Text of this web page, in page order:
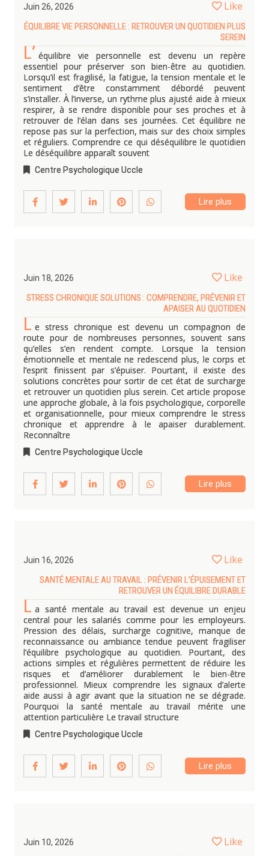
Juin 26, 2026 Like
ÉQUILIBRE VIE PERSONNELLE : RETROUVER UN QUOTIDIEN PLUS
SEREIN
L’ équilibre vie personnelle est devenu un repère
essentiel pour préserver son bien-être au quotidien.
Lorsqu’il est fragilisé, la fatigue, la tension mentale et le
sentiment d’être constamment débordé peuvent
s’installer. À l’inverse, un rythme plus ajusté aide à mieux
respirer, à se rendre disponible pour ses proches et à
retrouver de l’élan dans ses journées. Cet équilibre ne
repose pas sur la perfection, mais sur des choix simples
et réguliers. Comprendre ce qui déséquilibre le quotidien
Le déséquilibre apparaît souvent
Centre Psychologique Uccle
Lire plus
Juin 18, 2026 Like
STRESS CHRONIQUE SOLUTIONS : COMPRENDRE, PRÉVENIR ET
APAISER AU QUOTIDIEN
L e stress chronique est devenu un compagnon de
route pour de nombreuses personnes, souvent sans
qu’elles s’en rendent compte. Lorsque la tension
émotionnelle et mentale ne redescend plus, le corps et
l’esprit finissent par s’épuiser. Pourtant, il existe des
solutions concrètes pour sortir de cet état de surcharge
et retrouver un quotidien plus serein. Cet article propose
une approche globale, à la fois psychologique, corporelle
et organisationnelle, pour mieux comprendre le stress
chronique et apprendre à le apaiser durablement.
Reconnaître
Centre Psychologique Uccle
Lire plus
Juin 16, 2026 Like
SANTÉ MENTALE AU TRAVAIL : PRÉVENIR L’ÉPUISEMENT ET
RETROUVER UN ÉQUILIBRE DURABLE
L a santé mentale au travail est devenue un enjeu
central pour les salariés comme pour les employeurs.
Pression des délais, surcharge cognitive, manque de
reconnaissance ou ambiance tendue peuvent fragiliser
l’équilibre psychologique au quotidien. Pourtant, des
actions simples et régulières permettent de réduire les
risques et d’améliorer durablement le bien-être
professionnel. Mieux comprendre les signaux d’alerte
aide aussi à agir avant que la situation ne se dégrade.
Pourquoi la santé mentale au travail mérite une
attention particulière Le travail structure
Centre Psychologique Uccle
Lire plus
Juin 10, 2026 Like